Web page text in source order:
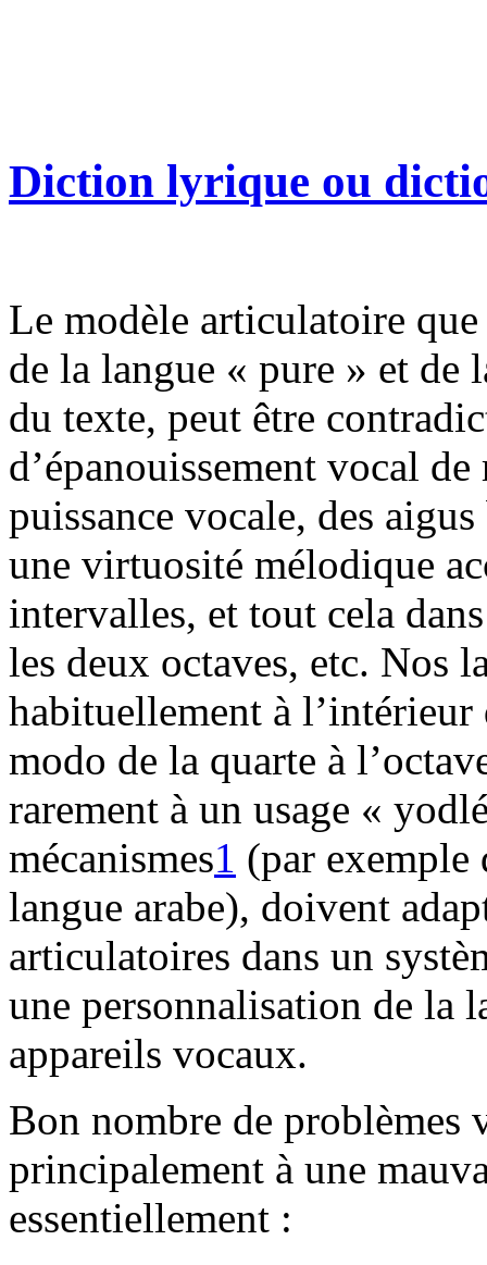
Diction lyrique ou
Le modèle articulatoire
de la langue « pure » et de
du texte, peut être
d’épanouissement vocal
puissance vocale, des
une virtuosité mélodique
intervalles, et tout cela
les deux octaves, etc. Nos
habituellement à
modo de la quarte à
rarement à un usage «
mécanismes1 (par exemple
langue arabe), doivent
articulatoires dans un
une personnalisation de la
appareils vocaux.
Bon nombre de problèmes
principalement à une
essentiellement :